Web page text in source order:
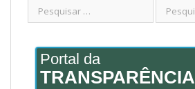
Portal da
TRANSPARÊNCIA